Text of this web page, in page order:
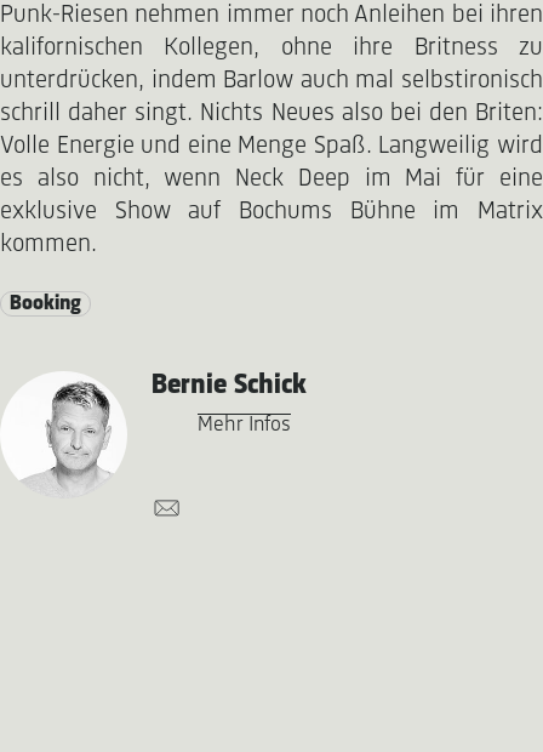
Punk-Riesen nehmen immer noch Anleihen bei ihren
kalifornischen Kollegen, ohne ihre Britness zu
unterdrücken, indem Barlow auch mal selbstironisch
schrill daher singt. Nichts Neues also bei den Briten:
Volle Energie und eine Menge Spaß. Langweilig wird
es also nicht, wenn Neck Deep im Mai für eine
exklusive Show auf Bochums Bühne im Matrix
kommen.
Booking
Bernie Schick
Mehr Infos